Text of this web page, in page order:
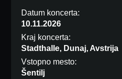
Datum koncerta:
10.11.2026
Kraj koncerta:
Stadthalle, Dunaj, Avstrija
Vstopno mesto:
Šentilj